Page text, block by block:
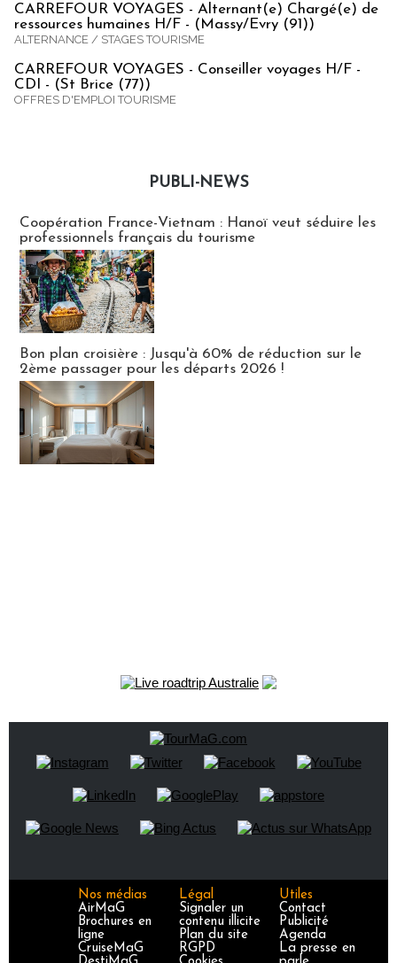
CARREFOUR VOYAGES - Alternant(e) Chargé(e) de
ressources humaines H/F - (Massy/Evry (91))
ALTERNANCE / STAGES TOURISME
CARREFOUR VOYAGES - Conseiller voyages H/F -
CDI - (St Brice (77))
OFFRES D'EMPLOI TOURISME
PUBLI-NEWS
Coopération France-Vietnam : Hanoï veut séduire les
professionnels français du tourisme
Bon plan croisière : Jusqu'à 60% de réduction sur le
2ème passager pour les départs 2026 !
Nos médias
AirMaG
Brochures en
ligne
CruiseMaG
Légal
Signaler un
contenu illicite
Plan du site
RGPD
Utiles
Contact
Publicité
Agenda
La presse en